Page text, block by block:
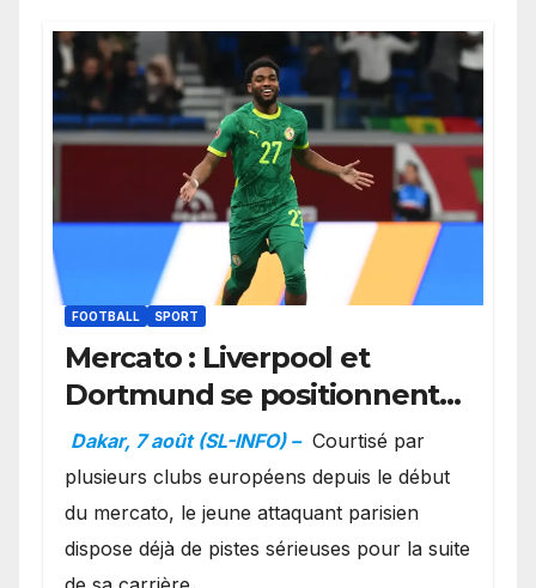
FOOTBALL SPORT
Mercato : Liverpool et
Dortmund se positionnent
en favoris pour recruter
Ibrahim Mbaye
Dakar, 7 août (SL-INFO) – Courtisé par
plusieurs clubs européens depuis le début
du mercato, le jeune attaquant parisien
dispose déjà de pistes sérieuses pour la suite